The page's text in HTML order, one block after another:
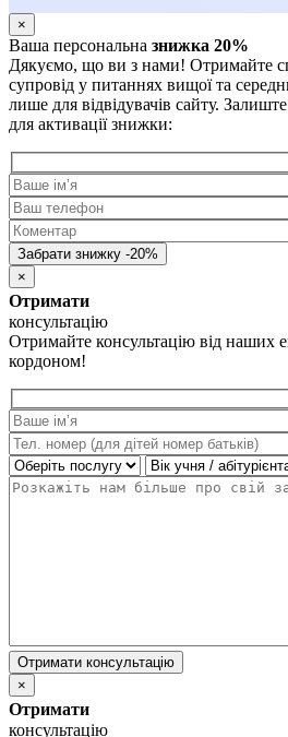
×
Ваша персональна знижка 20%
Дякуємо, що ви з нами! Отримайте
супровід у питаннях вищої та
лише для відвідувачів сайту.
для активації знижки:
×
Отримати
консультацію
Отримайте консультацію від наших
кордоном!
×
Отримати
консультацію